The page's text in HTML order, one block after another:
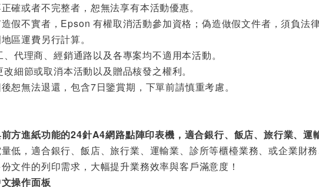
確或者不完整者，恕無法享有本活動優惠。
造假不實者，Epson 有權取消活動參加資格；偽造做假文件者，須負法律
區運費另行計算。
、代理商、經銷通路以及各專案均不適用本活動。
改細節或取消本活動以及贈品核發之權利。
恕無法退還，包含7日鑒賞期，下單前請慎重考慮。
方進紙功能的24針A4網路點陣印表機，適合銀行、飯店、旅行業、運
低，適合銀行、飯店、旅行業、運輸業、診所等櫃檯業務、或企業財
文件的列印需求，大幅提升業務效率與客戶滿意度！
操作面板